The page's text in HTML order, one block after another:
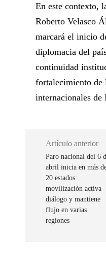
En este contexto,
Roberto Velasco
marcará el inicio
diplomacia del
continuidad
fortalecimiento de
internacionales de
Artículo anterior
Paro nacional del 6
abril inicia en más
20 estados:
movilización activa
diálogo y mantiene
flujo en varias
regiones